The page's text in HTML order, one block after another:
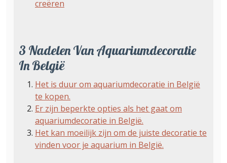
creëren
3 Nadelen Van Aquariumdecoratie
In België
Het is duur om aquariumdecoratie in België
te kopen.
Er zijn beperkte opties als het gaat om
aquariumdecoratie in België.
Het kan moeilijk zijn om de juiste decoratie te
vinden voor je aquarium in België.